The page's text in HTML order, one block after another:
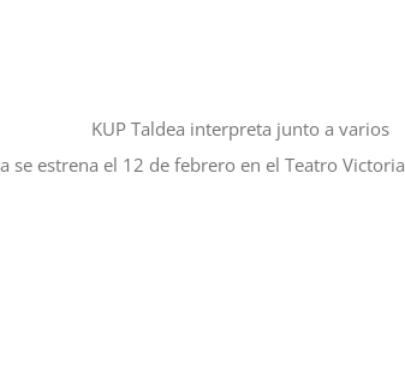
KUP Taldea interpreta junto a varios
se estrena el 12 de febrero en el Teatro Victoria